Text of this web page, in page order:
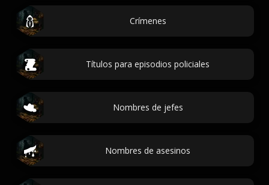
Crímenes
Títulos para episodios policiales
Nombres de jefes
Nombres de asesinos